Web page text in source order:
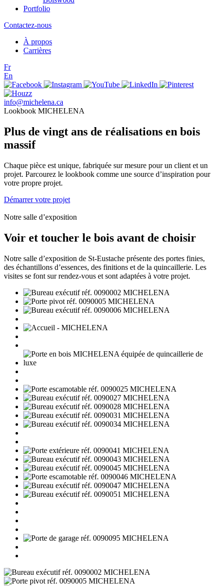
Portfolio
Contactez-nous
À propos
Carrières
Fr
En
info@michelena.ca
Lookbook MICHELENA
Plus de vingt ans de réalisations en bois
massif
Chaque pièce est unique, fabriquée sur mesure pour un client et un
projet. Parcourez le lookbook comme une source d’inspiration pour
votre propre projet.
Démarrer votre projet
Notre salle d’exposition
Voir et toucher le bois avant de choisir
Notre salle d’exposition de St-Eustache présente des portes finies,
des échantillons d’essences, des finitions et de la quincaillerie. Les
visites se font sur rendez-vous et sont adaptées à votre projet.